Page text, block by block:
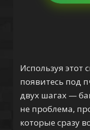
Используя
появитесь под
двух шагах —
не проблема,
которые сразу